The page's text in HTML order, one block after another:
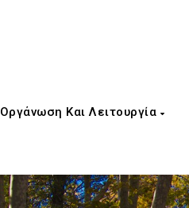
Οργάνωση Και Λειτουργία